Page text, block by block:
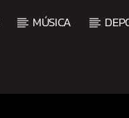
MÚSICA